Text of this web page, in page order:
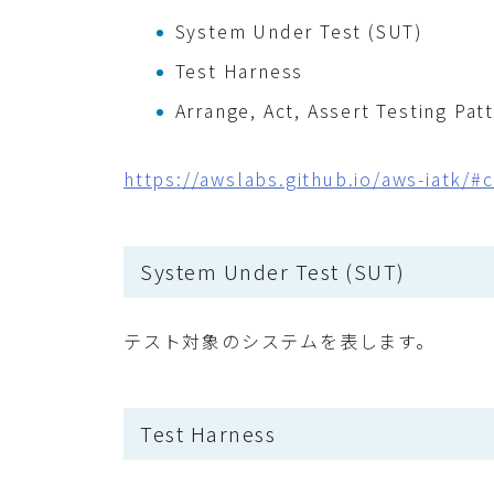
System Under Test (SUT)
Test Harness
Arrange, Act, Assert Testing
https://awslabs.github.io/aws-iatk/
System Under Test (SUT)
テスト対象のシステムを表します。
Test Harness